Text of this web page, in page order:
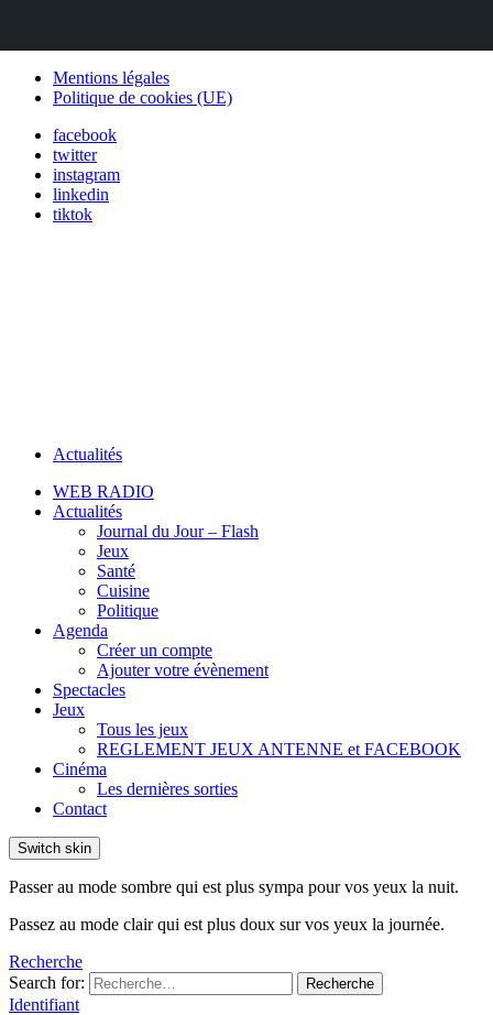
Mentions légales
Politique de cookies (UE)
facebook
twitter
instagram
linkedin
tiktok
Actualités
WEB RADIO
Actualités
Journal du Jour – Flash
Jeux
Santé
Cuisine
Politique
Agenda
Créer un compte
Ajouter votre évènement
Spectacles
Jeux
Tous les jeux
REGLEMENT JEUX ANTENNE et FACEBOOK
Cinéma
Les dernières sorties
Contact
Switch skin
Passer au mode sombre qui est plus sympa pour vos yeux la nuit.
Passez au mode clair qui est plus doux sur vos yeux la journée.
Recherche
Search for:
Recherche
Identifiant